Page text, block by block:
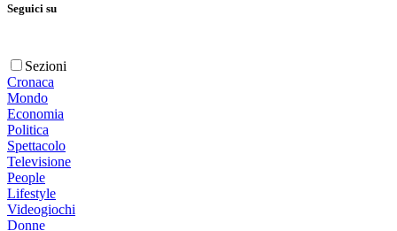
Seguici su
Sezioni
Cronaca
Mondo
Economia
Politica
Spettacolo
Televisione
People
Lifestyle
Videogiochi
Donne